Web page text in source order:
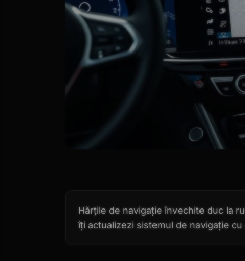
Hărțile de navigație învechite duc la
îți actualizezi sistemul de navigație